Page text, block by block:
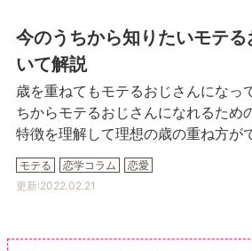
今のうちから知りたいモテ
いて解説
歳を重ねてもモテるおじさんになっ
ちからモテるおじさんになれるため
特徴を理解して理想の歳の重ね方が
モテる 恋学コラム
恋愛
更新:2022.02.21